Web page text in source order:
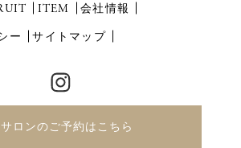
ITEM 会社情報
ー サイトマップ
ロンのご予約はこちら